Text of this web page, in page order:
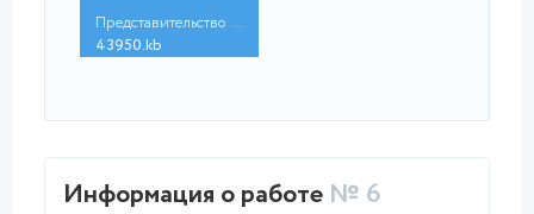
Представительство в ...
43950.kb
Информация о работе № 6